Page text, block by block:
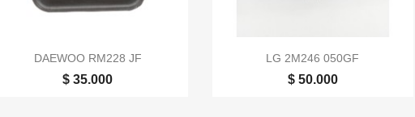
Vista rápida
DAEWOO RM228 JF
$ 35.000
Vista rápida
LG 2M246 050GF
$ 50.000